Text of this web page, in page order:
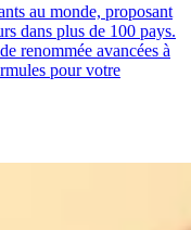
au monde, proposant
dans plus de 100 pays.
renommée avancées à
pour votre